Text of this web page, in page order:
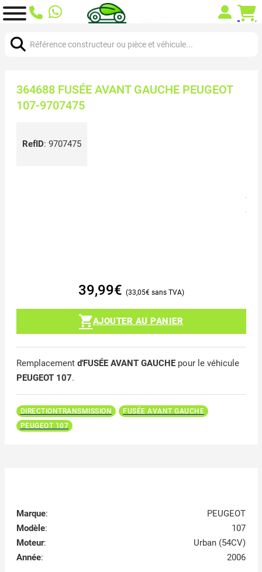
364688 FUSÉE AVANT GAUCHE PEUGEOT
107-9707475
RefID: 9707475
39,99€ 33,05€
AJOUTER AU PANIER
Remplacement d'FUSÉE AVANT GAUCHEpour le véhicule
PEUGEOT 107.
DIRECTIONTRANSMISSION
FUSÉE AVANT GAUCHE
PEUGEOT 107
Marque:
PEUGEOT
Modèle:
107
Moteur:
Urban (54CV)
Année: 2006